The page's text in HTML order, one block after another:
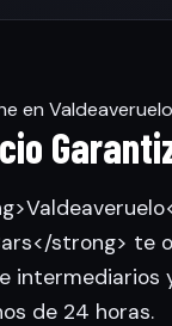
en Valdeaveruelo
strong> te
intermediarios
de 24 horas.